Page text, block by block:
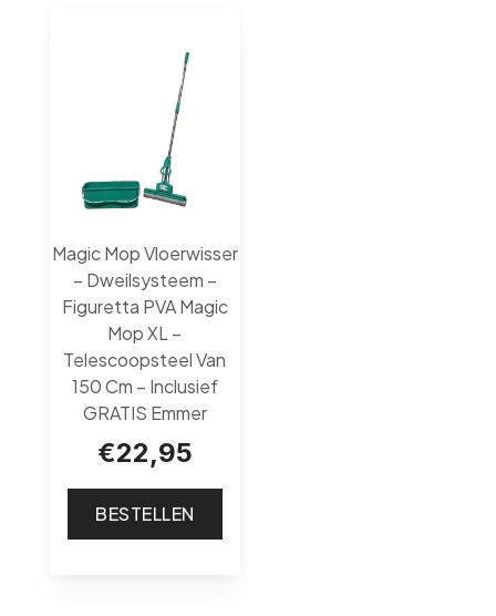
Magic Mop Vloerwisser
– Dweilsysteem –
Figuretta PVA Magic
Mop XL –
Telescoopsteel Van
150 Cm – Inclusief
GRATIS Emmer
€22,95
BESTELLEN